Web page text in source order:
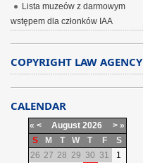
Lista muzeów z darmowym
wstępem dla członków IAA
COPYRIGHT LAW AGENCY
CALENDAR
« < August 2026 > »
S
M T W T F
S
26 27 28 29 30 31
1